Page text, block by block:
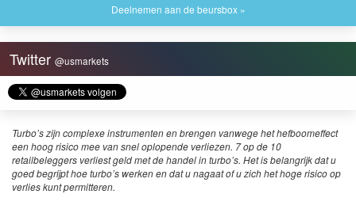
Deelnemen aan de beursbox »
Twitter @usmarkets
Turbo’s zijn complexe instrumenten en brengen vanwege het hefboomeffect
een hoog risico mee van snel oplopende verliezen. 7 op de 10
retailbeleggers verliest geld met de handel in turbo’s. Het is belangrijk dat u
goed begrijpt hoe turbo’s werken en dat u nagaat of u zich het hoge risico op
verlies kunt permitteren.